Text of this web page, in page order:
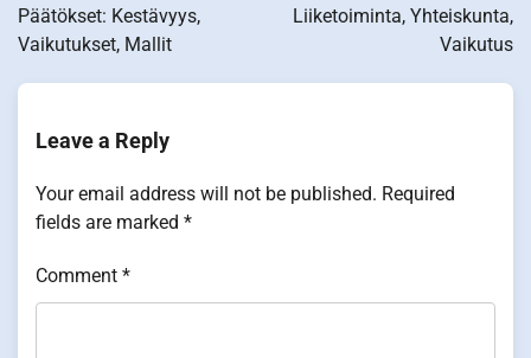
Päätökset: Kestävyys,
Vaikutukset, Mallit
Liiketoiminta, Yhteiskunta,
Vaikutus
Leave a Reply
Your email address will not be published. Required
fields are marked *
Comment *